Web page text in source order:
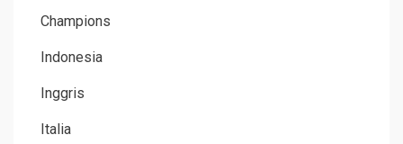
Champions
Indonesia
Inggris
Italia